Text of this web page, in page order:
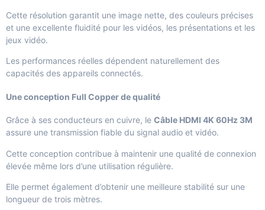
Cette résolution garantit une image nette, des couleurs précises
et une excellente fluidité pour les vidéos, les présentations et les
jeux vidéo.
Les performances réelles dépendent naturellement des
capacités des appareils connectés.
Une conception Full Copper de qualité
Grâce à ses conducteurs en cuivre, le Câble HDMI 4K 60Hz 3M
assure une transmission fiable du signal audio et vidéo.
Cette conception contribue à maintenir une qualité de connexion
élevée même lors d’une utilisation régulière.
Elle permet également d’obtenir une meilleure stabilité sur une
longueur de trois mètres.